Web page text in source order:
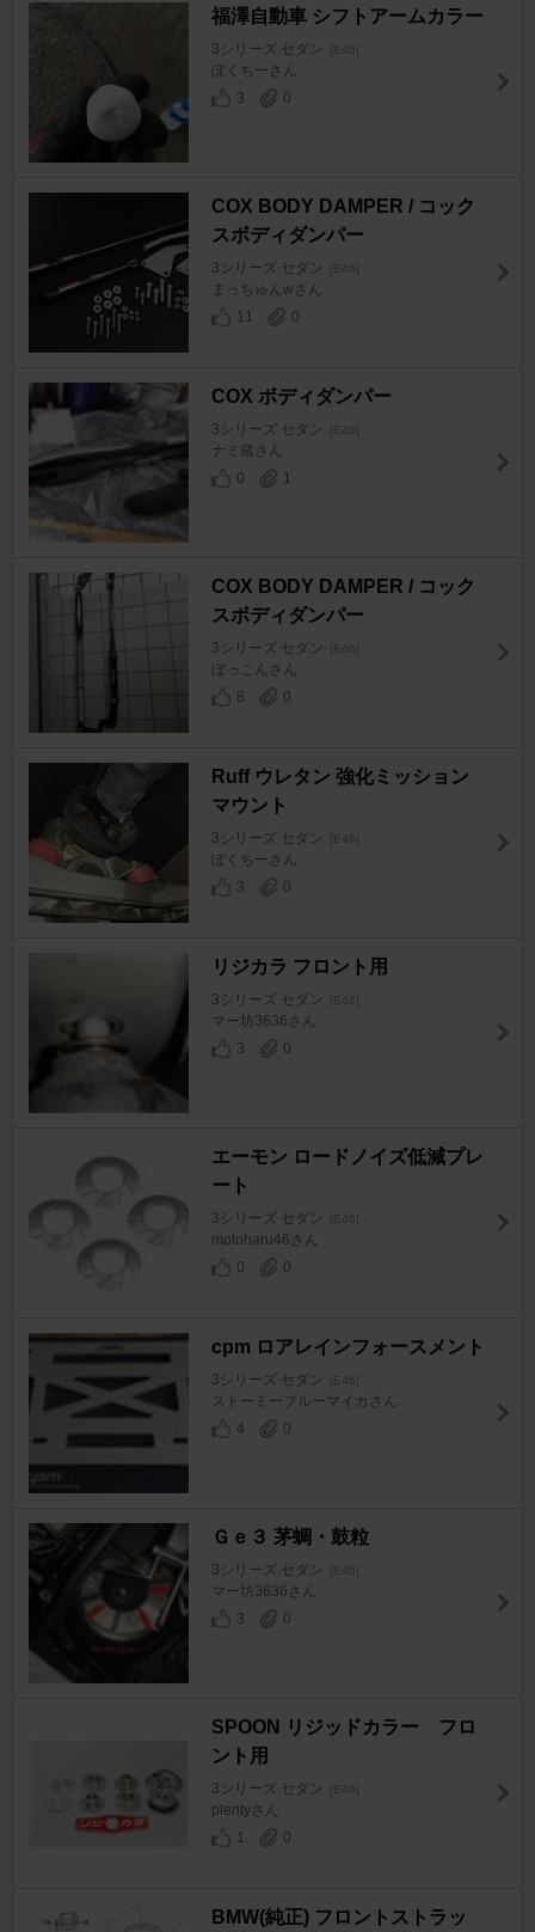
福澤自動車 シフトアームカラー
3シリーズ セダン [E46]
ぽくちーさん
3
0
COX BODY DAMPER / コック
スボディダンパー
3シリーズ セダン [E46]
まっちゅんwさん
11
0
COX ボディダンパー
3シリーズ セダン [E46]
ナミ蔵さん
0
1
COX BODY DAMPER / コック
スボディダンパー
3シリーズ セダン [E46]
ぼっこんさん
8
0
Ruff ウレタン 強化ミッション
マウント
3シリーズ セダン [E46]
ぽくちーさん
3
0
リジカラ フロント用
3シリーズ セダン [E46]
マー坊3636さん
3
0
エーモン ロードノイズ低減プレ
ート
3シリーズ セダン [E46]
motoharu46さん
0
0
cpm ロアレインフォースメント
3シリーズ セダン [E46]
ストーミーブルーマイカさん
4
0
Ｇｅ３ 茅蜩・鼓粒
3シリーズ セダン [E46]
マー坊3636さん
3
0
SPOON リジッドカラー フロ
ント用
3シリーズ セダン [E46]
plentyさん
1
0
BMW(純正) フロントストラッ